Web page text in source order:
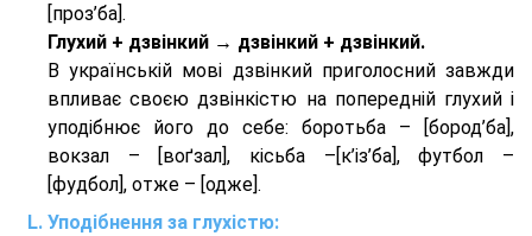
[проз’ба].
Глухий + дзвінкий → дзвінкий + дзвінкий.
В українській мові дзвінкий приголосний завжди
впливає своєю дзвінкістю на попередній глухий і
уподібнює його до себе: боротьба – [бород’ба],
вокзал – [воґзал], кісьба –[к’із’ба], футбол –
[фудбол], отже – [одже].
Уподібнення за глухістю: